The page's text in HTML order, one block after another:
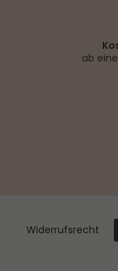
ab
Widerrufs­recht